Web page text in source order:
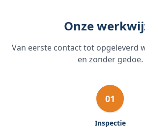
Onze
Van eerste contact tot opgeleverd
en zonder gedoe.
01
Inspectie